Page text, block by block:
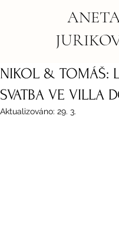
NIKOL & TOMÁŠ:
SVATBA VE VILLA
Aktualizováno: 29. 3.